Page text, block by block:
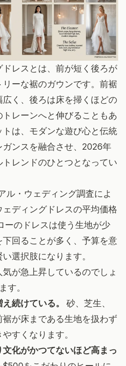
レスとは、前が短く後ろが
ーな裾のガウンです。前裾
く、後ろは床を掃くほどの
レーンへと伸びることもあ
トは、モダンな遊び心と伝統
ンスを融合させ、2026年
レンドのひとつとなってい
ル・ウェディング調査によ
ディングドレスの平均価格
ーのドレスは使う生地が少
回ることが多く、予算を意
選択肢になります。
が急上昇しているのでしょ
す。
続けている。
砂、芝生、
が床まである生地を扱わず
すくなります。
化がかつてないほど高まっ